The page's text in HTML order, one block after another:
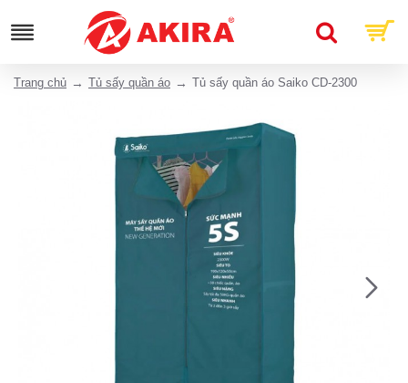
Trang chủ Tủ sấy quần áo Tủ sấy quần áo Saiko CD-2300